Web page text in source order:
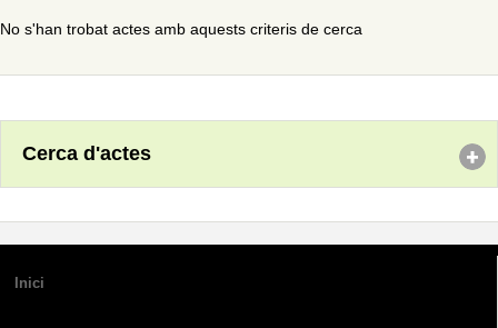
No s'han trobat actes amb aquests criteris de cerca
Cerca d'actes
Inici